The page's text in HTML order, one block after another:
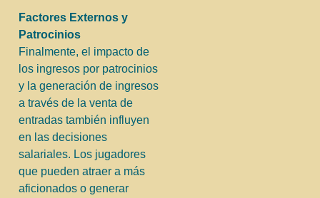
Factores Externos y
Patrocinios
Finalmente, el impacto de
los ingresos por patrocinios
y la generación de ingresos
a través de la venta de
entradas también influyen
en las decisiones
salariales. Los jugadores
que pueden atraer a más
aficionados o generar